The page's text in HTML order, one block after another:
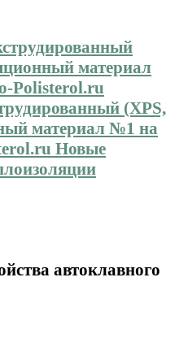
(XPS,
материал №1 на
Новые
автоклавного